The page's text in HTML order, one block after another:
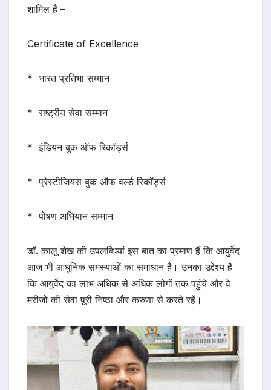
शामिल हैं –
Certificate of Excellence
* भारत प्रतिभा सम्मान
* राष्ट्रीय सेवा सम्मान
* इंडियन बुक ऑफ रिकॉर्ड्स
* प्रेस्टीजियस बुक ऑफ वर्ल्ड रिकॉर्ड्स
* पोषण अभियान सम्मान
डॉ. कालू शेख की उपलब्धियां इस बात का प्रमाण हैं कि आयुर्वेद
आज भी आधुनिक समस्याओं का समाधान है। उनका उद्देश्य है
कि आयुर्वेद का लाभ अधिक से अधिक लोगों तक पहुंचे और वे
मरीजों की सेवा पूरी निष्ठा और करुणा से करते रहें।